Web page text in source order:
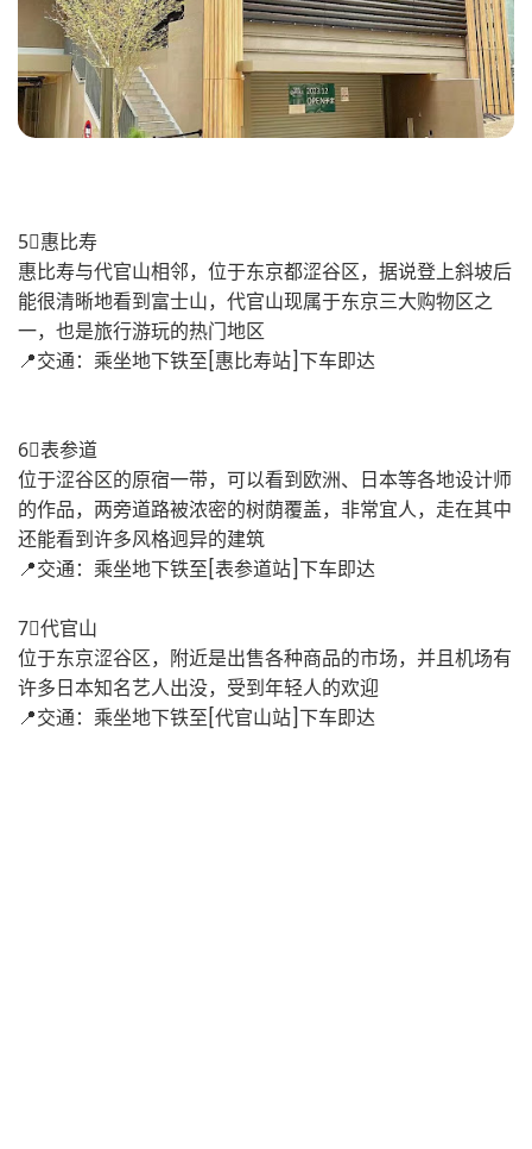
5⃣️惠比寿
惠比寿与代官山相邻，位于东京都涩谷区，据说登上斜坡后
能很清晰地看到富士山，代官山现属于东京三大购物区之
一，也是旅行游玩的热门地区
📍交通：乘坐地下铁至[惠比寿站]下车即达
6⃣️表参道
位于涩谷区的原宿一带，可以看到欧洲、日本等各地设计师
的作品，两旁道路被浓密的树荫覆盖，非常宜人，走在其中
还能看到许多风格迥异的建筑
📍交通：乘坐地下铁至[表参道站]下车即达
7⃣️代官山
位于东京涩谷区，附近是出售各种商品的市场，并且机场有
许多日本知名艺人出没，受到年轻人的欢迎
📍交通：乘坐地下铁至[代官山站]下车即达